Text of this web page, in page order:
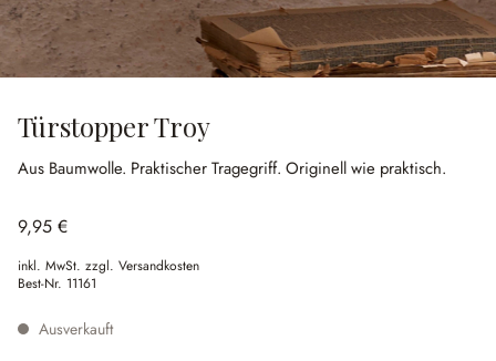
Türstopper Troy
Aus Baumwolle. Praktischer Tragegriff. Originell wie praktisch.
9,95 €
inkl. MwSt. zzgl. Versandkosten
Best-Nr. 11161
Ausverkauft